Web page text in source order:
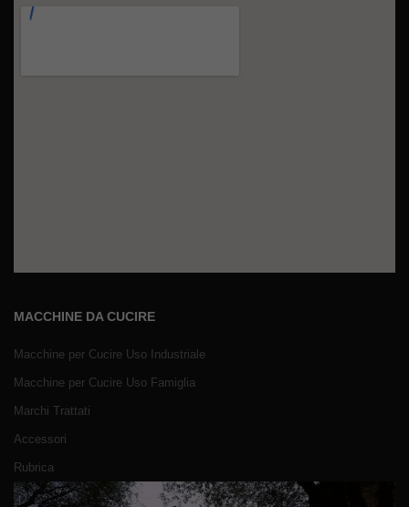
MACCHINE DA CUCIRE
Macchine per Cucire Uso Industriale
Macchine per Cucire Uso Famiglia
Marchi Trattati
Accessori
Rubrica